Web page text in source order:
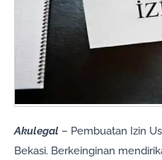
Akulegal – Pembuatan Izin
Bekasi. Berkeinginan